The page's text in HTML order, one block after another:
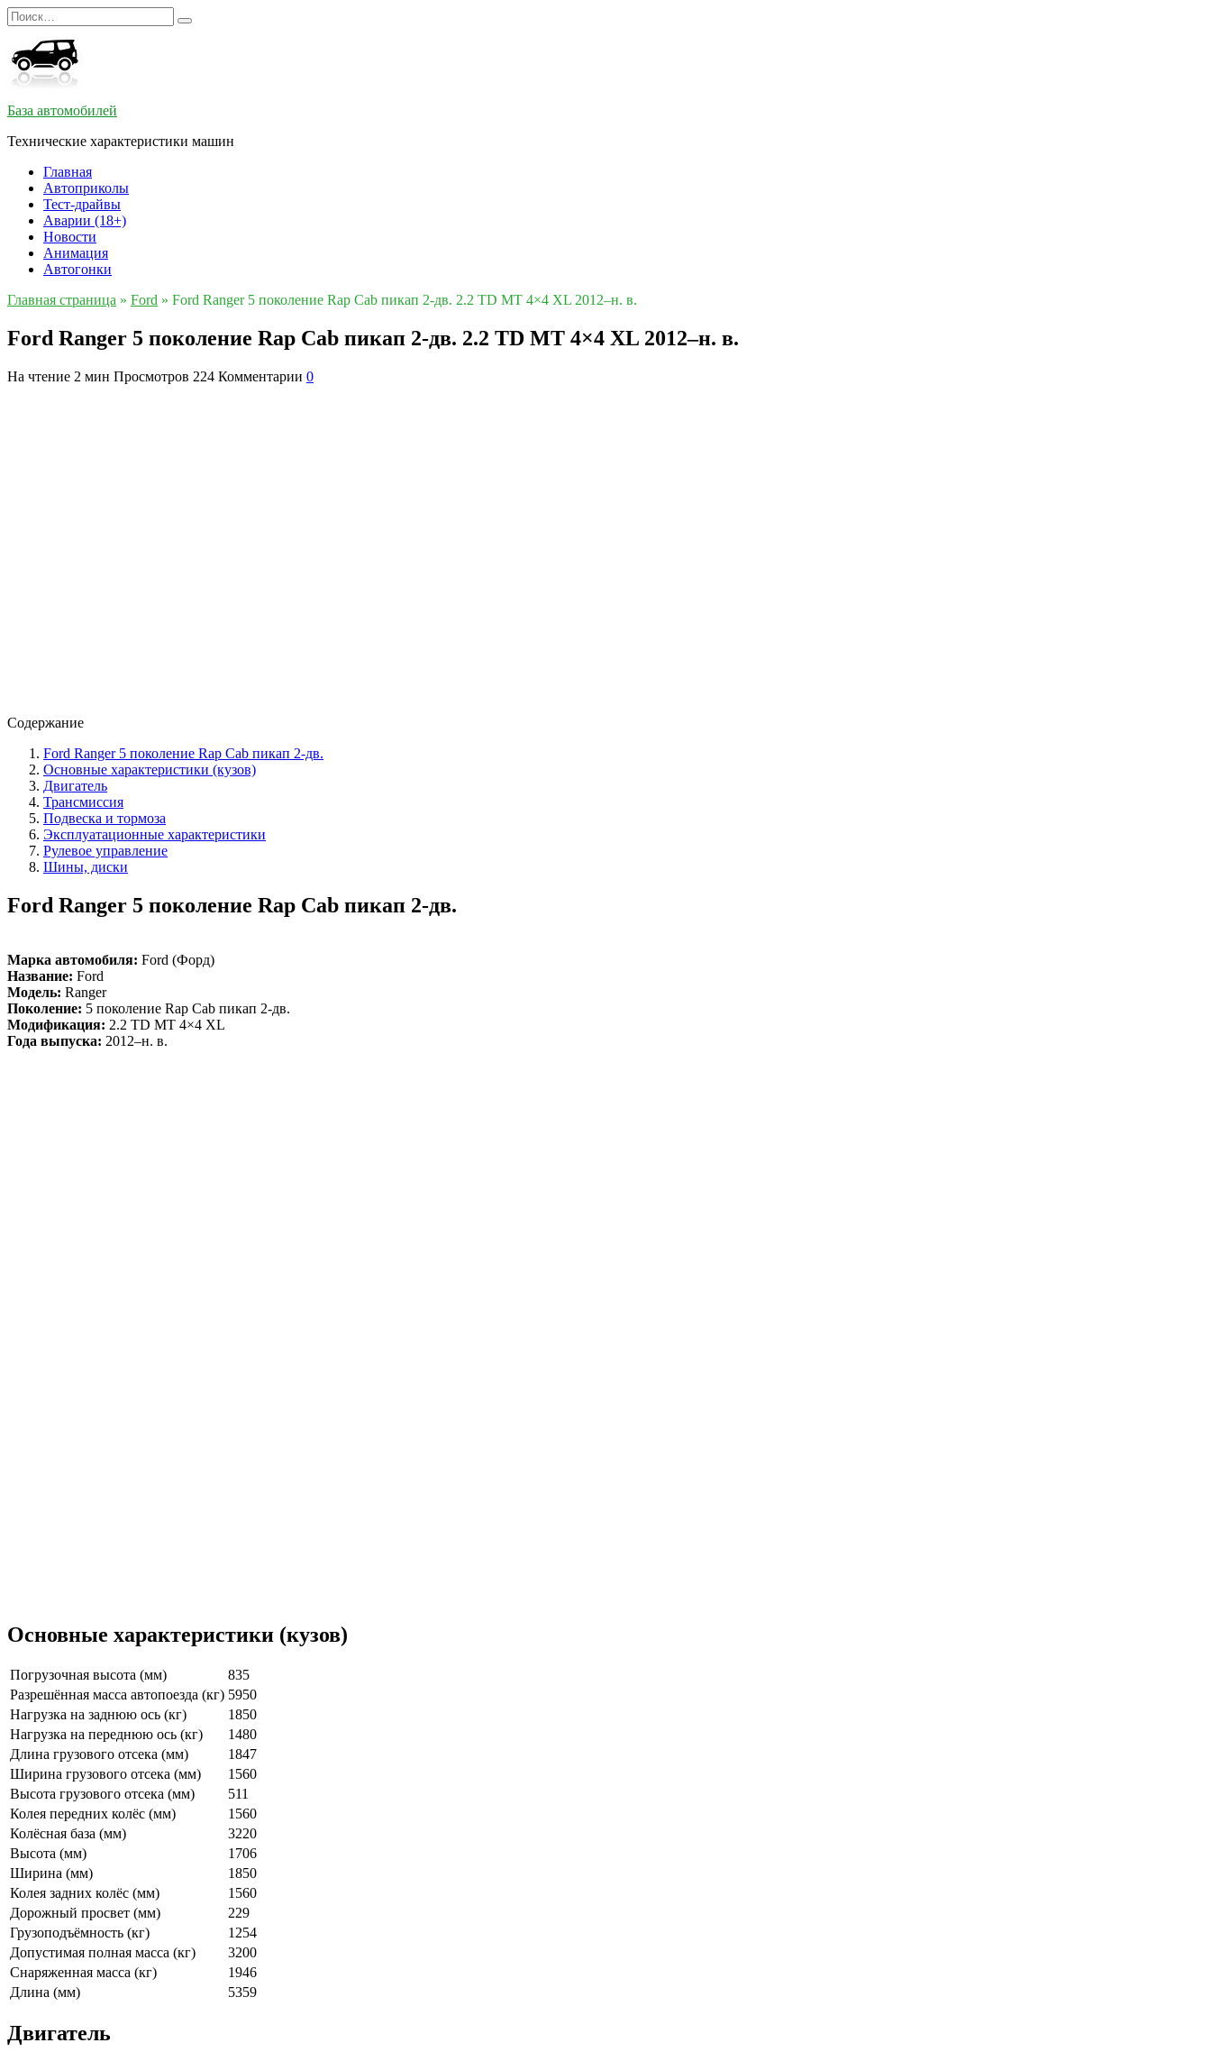
Перейти
к
содержанию
Search
for:
База автомобилей
Технические характеристики машин
Главная
Автоприколы
Тест-драйвы
Аварии (18+)
Новости
Анимация
Автогонки
Главная страница » Ford » Ford Ranger 5 поколение Rap Cab пикап 2-дв. 2.2 TD MT 4×4 XL 2012–н. в.
Ford Ranger 5 поколение Rap Cab пикап 2-дв. 2.2 TD MT 4×4 XL 2012–н. в.
На чтение 2 мин Просмотров 224 Комментарии 0
Содержание
Ford Ranger 5 поколение Rap Cab пикап 2-дв.
Основные характеристики (кузов)
Двигатель
Трансмиссия
Подвеска и тормоза
Эксплуатационные характеристики
Рулевое управление
Шины, диски
Ford Ranger 5 поколение Rap Cab пикап 2-дв.
Марка автомобиля: Ford (Форд)
Название: Ford
Модель: Ranger
Поколение: 5 поколение Rap Cab пикап 2-дв.
Модификация: 2.2 TD MT 4×4 XL
Года выпуска: 2012–н. в.
Основные характеристики (кузов)
Погрузочная высота (мм)
835
Разрешённая масса автопоезда (кг) 5950
Нагрузка на заднюю ось (кг)
1850
Нагрузка на переднюю ось (кг)
1480
Длина грузового отсека (мм)
1847
Ширина грузового отсека (мм)
1560
Высота грузового отсека (мм)
511
Колея передних колёс (мм)
1560
Колёсная база (мм)
3220
Высота (мм)
1706
Ширина (мм)
1850
Колея задних колёс (мм)
1560
Дорожный просвет (мм)
229
Грузоподъёмность (кг)
1254
Допустимая полная масса (кг)
3200
Снаряженная масса (кг)
1946
Длина (мм)
5359
Двигатель